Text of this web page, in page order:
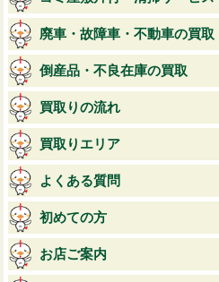
廃車・故障車・不動車の買取
倒産品・不良在庫の買取
買取りの流れ
買取りエリア
よくある質問
初めての方
お店ご案内